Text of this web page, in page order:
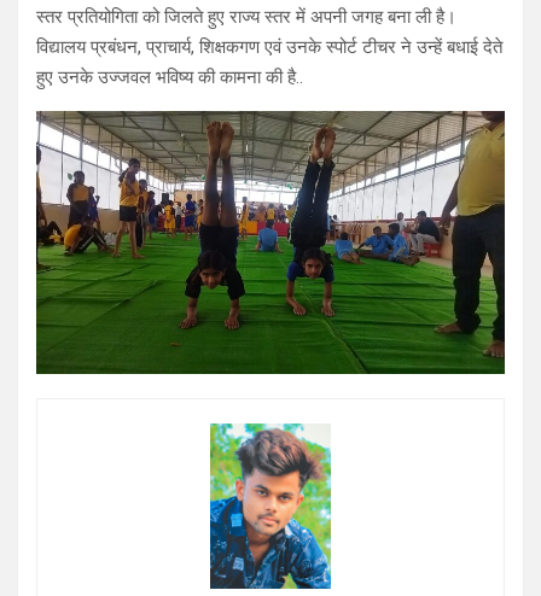
स्तर प्रतियोगिता को जिलते हुए राज्य स्तर में अपनी जगह बना ली है।
विद्यालय प्रबंधन, प्राचार्य, शिक्षकगण एवं उनके स्पोर्ट टीचर ने उन्हें बधाई देते
हुए उनके उज्जवल भविष्य की कामना की है..